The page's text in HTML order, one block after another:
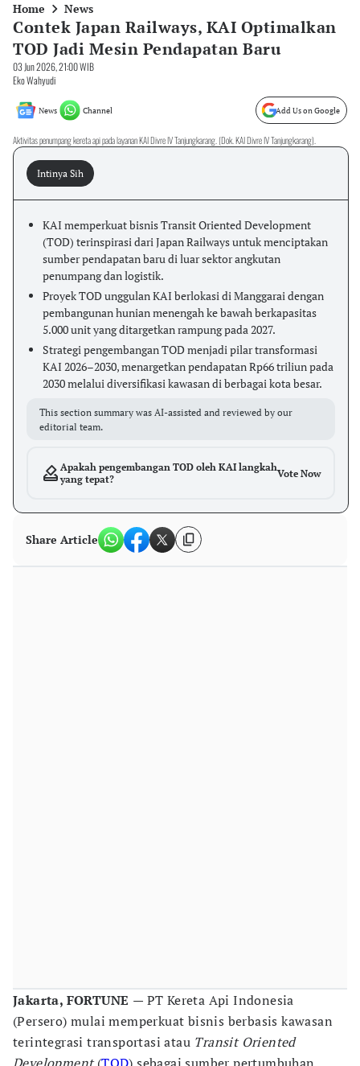
Home News
Contek Japan Railways, KAI Optimalkan
TOD Jadi Mesin Pendapatan Baru
03 Jun 2026, 21:00 WIB
Eko Wahyudi
News Channel Add Us on Google
Aktivitas penumpang kereta api pada layanan KAI Divre IV Tanjungkarang. (Dok. KAI Divre IV Tanjungkarang).
Intinya Sih
KAI memperkuat bisnis Transit Oriented Development
(TOD) terinspirasi dari Japan Railways untuk menciptakan
sumber pendapatan baru di luar sektor angkutan
penumpang dan logistik.
Proyek TOD unggulan KAI berlokasi di Manggarai dengan
pembangunan hunian menengah ke bawah berkapasitas
5.000 unit yang ditargetkan rampung pada 2027.
Strategi pengembangan TOD menjadi pilar transformasi
KAI 2026–2030, menargetkan pendapatan Rp66 triliun pada
2030 melalui diversifikasi kawasan di berbagai kota besar.
This section summary was AI-assisted and reviewed by our
editorial team.
Apakah pengembangan TOD oleh KAI langkah
yang tepat?
Vote Now
Share Article
Jakarta, FORTUNE — PT Kereta Api Indonesia
(Persero) mulai memperkuat bisnis berbasis kawasan
terintegrasi transportasi atau Transit Oriented